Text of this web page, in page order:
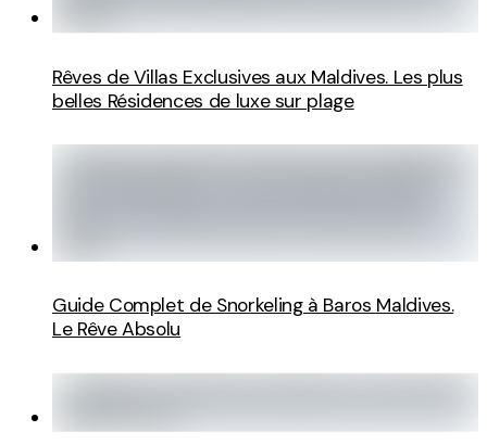
Rêves de Villas Exclusives aux Maldives. Les plus
belles Résidences de luxe sur plage
Guide Complet de Snorkeling à Baros Maldives.
Le Rêve Absolu